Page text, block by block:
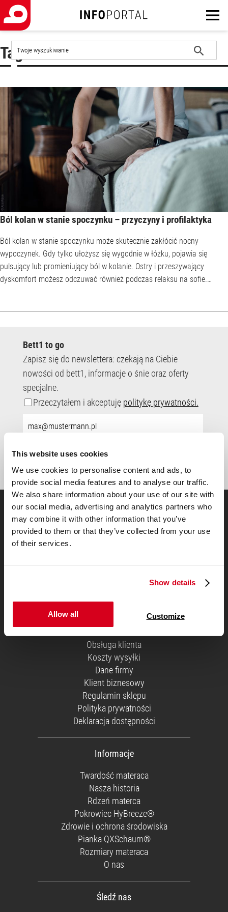
This website uses cookies
We use cookies to personalise content and ads, to
provide social media features and to analyse our traffic.
We also share information about your use of our site with
our social media, advertising and analytics partners who
may combine it with other information that you’ve
provided to them or that they’ve collected from your use
of their services.
Show details
Allow all Customize
w
witrynie
Tag : kolana
Ból kolan w stanie spoczynku – przyczyny i profilaktyka
Ból kolan w stanie spoczynku może skutecznie zakłócić nocny
wypoczynek. Gdy tylko ułożysz się wygodnie w łóżku, pojawia się
pulsujący lub promieniujący ból w kolanie. Ostry i przeszywający
dyskomfort możesz odczuwać również podczas relaksu na sofie.
Bett1 to go
Zapisz się do newslettera: czekają na Ciebie
nowości od bett1, informacje o śnie oraz oferty
specjalne.
Przeczytałem i akceptuję politykę prywatności.
Zasubskrybuj
Do Zwycięzcy Testów Materacy
Informacje Ogólne
Obsługa klienta
Koszty wysyłki
Dane firmy
Klient biznesowy
Regulamin sklepu
Polityka prywatności
Deklaracja dostępności
Informacje
Twardość materaca
Nasza historia
Rdzeń materca
Pokrowiec HyBreeze®
Zdrowie i ochrona środowiska
Pianka QXSchaum®
Rozmiary materaca
O nas
Śledź nas